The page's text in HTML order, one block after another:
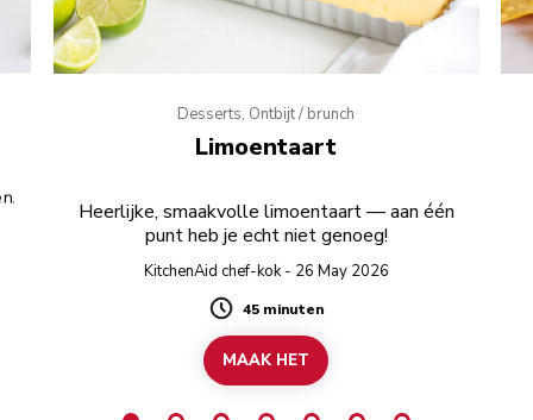
Desserts, Ontbijt / brunch
Limoentaart
Heerlijke, smaakvolle limoentaart — aan één
punt heb je echt niet genoeg!
KitchenAid chef-kok - 26 May 2026
Duration
45 minuten
MAAK HET